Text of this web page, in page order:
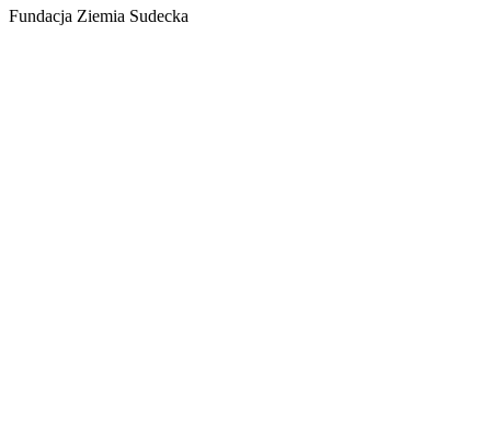
Fundacja Ziemia Sudecka